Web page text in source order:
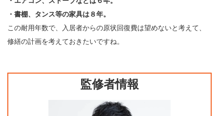
・書棚、タンス等の家具は８年。
この耐用年数で、入居者からの原状回復費は望めないと考えて、
修繕の計画を考えておきたいですね。
監修者情報